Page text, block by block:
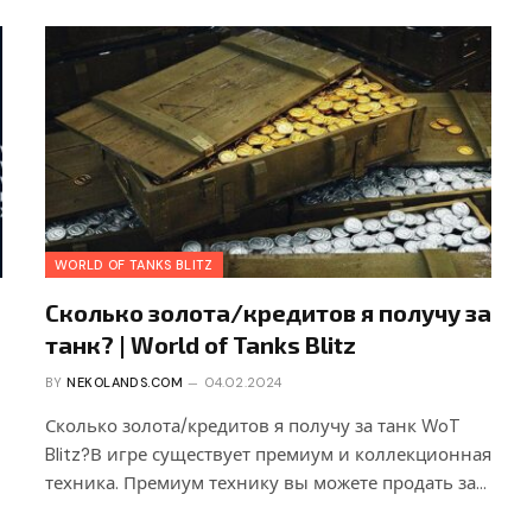
WORLD OF TANKS BLITZ
Сколько золота/кредитов я получу за
танк? | World of Tanks Blitz
BY NEKOLANDS.COM 04.02.2024
Сколько золота/кредитов я получу за танк WoT
Blitz?В игре существует премиум и коллекционная
техника. Премиум технику вы можете продать за…